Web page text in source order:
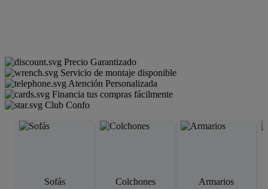
Precio Garantizado
Servicio de montaje disponible
Atención Personalizada
Financia tus compras fácilmente
Club Confo
Sofás Colchones Armarios